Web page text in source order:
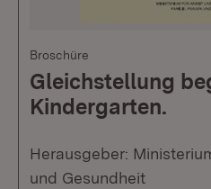
Broschüre
Gleichstellung
Kindergarten.
Herausgeber:
und Gesundheit